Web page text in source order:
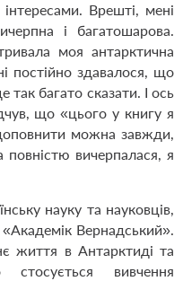
Врешті, мені
і багатошарова.
моя антарктична
постійно здавалося, що
багато сказати. І ось
що «цього у книгу я
можна завжди,
вичерпалася, я
науку та науковців,
Вернадський».
життя в Антарктиді та
вивчення